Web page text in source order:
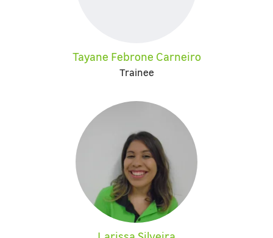
Tayane Febrone Carneiro
Trainee